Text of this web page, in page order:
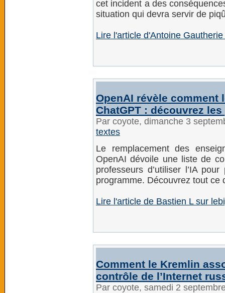
cet incident a des
situation qui devra servir de
Lire l'article d'Antoine
OpenAI révèle
ChatGPT : découvrez
Par coyote, dimanche 3
textes
Le remplacement des
OpenAI dévoile une liste de
professeurs d’utiliser l’IA
programme. Découvrez tout ce
Lire l'article de Bastien L sur
Comment le Kremlin
contrôle de l’Internet
Par coyote, samedi 2